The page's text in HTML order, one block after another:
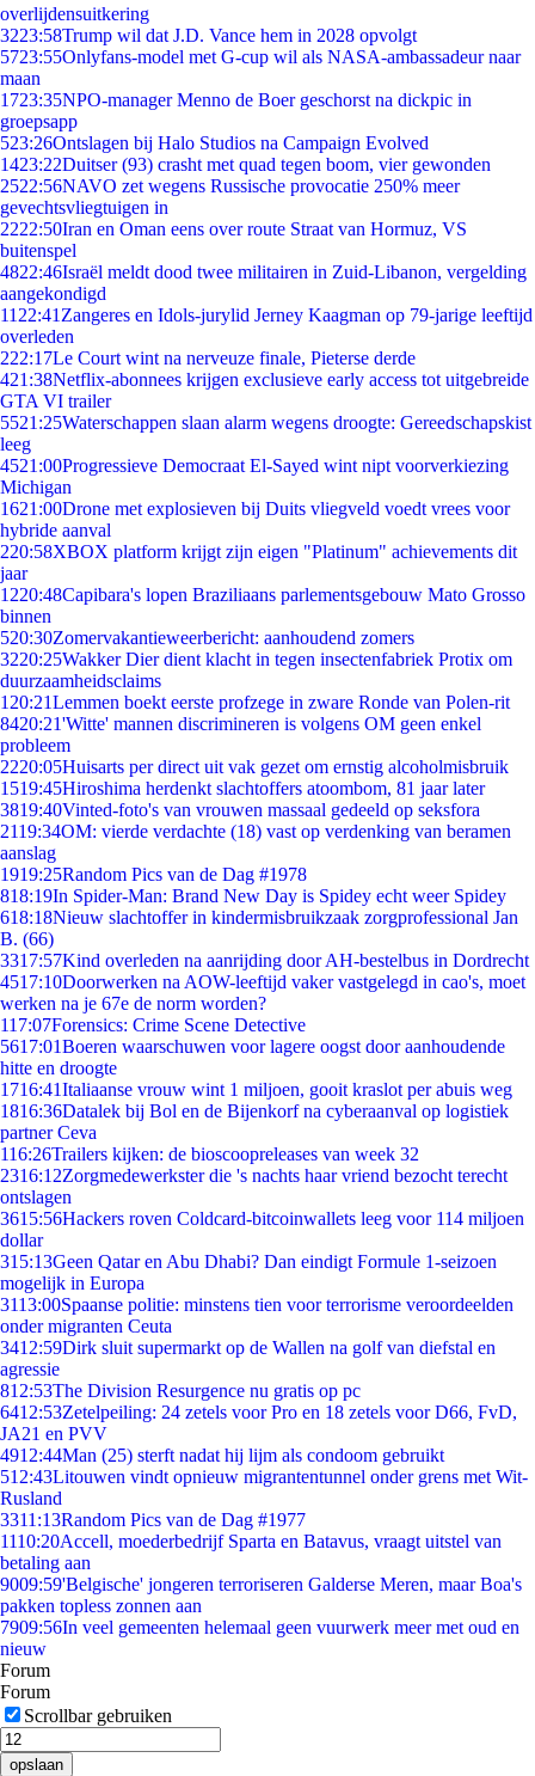
overlijdensuitkering
3223:58Trump wil dat J.D. Vance hem in 2028 opvolgt
5723:55Onlyfans-model met G-cup wil als NASA-ambassadeur naar
maan
1723:35NPO-manager Menno de Boer geschorst na dickpic in
groepsapp
523:26Ontslagen bij Halo Studios na Campaign Evolved
1423:22Duitser (93) crasht met quad tegen boom, vier gewonden
2522:56NAVO zet wegens Russische provocatie 250% meer
gevechtsvliegtuigen in
2222:50Iran en Oman eens over route Straat van Hormuz, VS
buitenspel
4822:46Israël meldt dood twee militairen in Zuid-Libanon, vergelding
aangekondigd
11 22:41 Zangeres en Idols-jurylid Jerney Kaagman op 79-jarige leeftijd
overleden
222:17Le Court wint na nerveuze finale, Pieterse derde
421:38Netflix-abonnees krijgen exclusieve early access tot uitgebreide
GTA VI trailer
5521:25Waterschappen slaan alarm wegens droogte: Gereedschapskist
leeg
4521:00Progressieve Democraat El-Sayed wint nipt voorverkiezing
Michigan
1621:00Drone met explosieven bij Duits vliegveld voedt vrees voor
hybride aanval
220:58XBOX platform krijgt zijn eigen "Platinum" achievements dit
jaar
1220:48Capibara's lopen Braziliaans parlementsgebouw Mato Grosso
binnen
520:30Zomervakantieweerbericht: aanhoudend zomers
3220:25Wakker Dier dient klacht in tegen insectenfabriek Protix om
duurzaamheidsclaims
1 20:21Lemmen boekt eerste profzege in zware Ronde van Polen-rit
8420:21'Witte' mannen discrimineren is volgens OM geen enkel
probleem
2220:05Huisarts per direct uit vak gezet om ernstig alcoholmisbruik
1519:45Hiroshima herdenkt slachtoffers atoombom, 81 jaar later
3819:40Vinted-foto's van vrouwen massaal gedeeld op seksfora
2119:34OM: vierde verdachte (18) vast op verdenking van beramen
aanslag
1919:25Random Pics van de Dag #1978
818:19In Spider-Man: Brand New Day is Spidey echt weer Spidey
618:18Nieuw slachtoffer in kindermisbruikzaak zorgprofessional Jan
B. (66)
3317:57Kind overleden na aanrijding door AH-bestelbus in Dordrecht
4517:10Doorwerken na AOW-leeftijd vaker vastgelegd in cao's, moet
werken na je 67e de norm worden?
117:07Forensics: Crime Scene Detective
5617:01Boeren waarschuwen voor lagere oogst door aanhoudende
hitte en droogte
1716:41Italiaanse vrouw wint 1 miljoen, gooit kraslot per abuis weg
1816:36Datalek bij Bol en de Bijenkorf na cyberaanval op logistiek
partner Ceva
116:26Trailers kijken: de bioscoopreleases van week 32
2316:12Zorgmedewerkster die 's nachts haar vriend bezocht terecht
ontslagen
3615:56Hackers roven Coldcard-bitcoinwallets leeg voor 114 miljoen
dollar
315:13Geen Qatar en Abu Dhabi? Dan eindigt Formule 1-seizoen
mogelijk in Europa
3113:00Spaanse politie: minstens tien voor terrorisme veroordeelden
onder migranten Ceuta
3412:59Dirk sluit supermarkt op de Wallen na golf van diefstal en
agressie
812:53The Division Resurgence nu gratis op pc
6412:53Zetelpeiling: 24 zetels voor Pro en 18 zetels voor D66, FvD,
JA21 en PVV
4912:44Man (25) sterft nadat hij lijm als condoom gebruikt
512:43Litouwen vindt opnieuw migrantentunnel onder grens met Wit-
Rusland
3311:13Random Pics van de Dag #1977
1110:20Accell, moederbedrijf Sparta en Batavus, vraagt uitstel van
betaling aan
9009:59'Belgische' jongeren terroriseren Galderse Meren, maar Boa's
pakken topless zonnen aan
7909:56In veel gemeenten helemaal geen vuurwerk meer met oud en
nieuw
Forum
Forum
Scrollbar gebruiken
opslaan